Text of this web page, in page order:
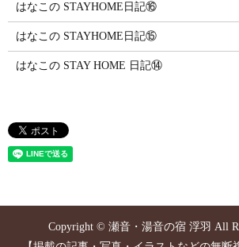
はなこの STAYHOME日記⑯
はなこの STAYHOME日記⑮
はなこの STAY HOME 日記⑭
Copyright © 瀬音・湯音の宿 浮羽 All